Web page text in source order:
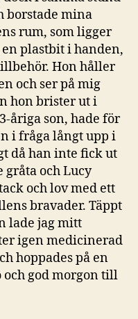
borstade mina
rum, som ligger
plastbit i handen,
Hon håller
och ser på mig
hon brister ut i
åriga son, hade för
i fråga långt upp i
då han inte fick ut
gråta och Lucy
och lov med ett
bravader. Täppt
lade jag mitt
igen medicinerad
hoppades på en
god morgon till